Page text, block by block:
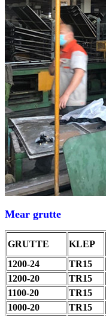
Mear grutte
GRUTTE KLEP
1200-24
TR15
1200-20
TR15
1100-20
TR15
1000-20
TR15